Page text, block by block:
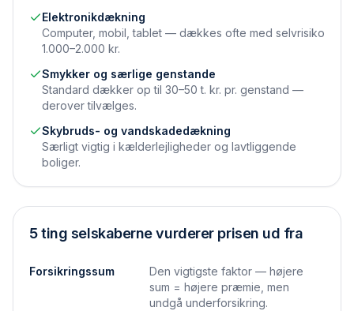
Elektronikdækning
Computer, mobil, tablet — dækkes ofte med selvrisiko
1.000–2.000 kr.
Smykker og særlige genstande
Standard dækker op til 30–50 t. kr. pr. genstand —
derover tilvælges.
Skybruds- og vandskadedækning
Særligt vigtig i kælderlejligheder og lavtliggende
boliger.
5 ting selskaberne vurderer prisen ud fra
Forsikringssum
Den vigtigste faktor — højere
sum = højere præmie, men
undgå underforsikring.